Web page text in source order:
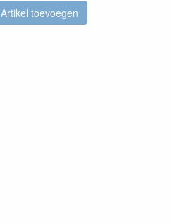
Artikel toevoegen